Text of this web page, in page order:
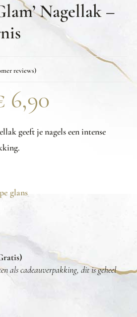
Nagellak –
reviews)
6,90
geeft je nagels een intense
glans
als cadeauverpakking, dit is geheel